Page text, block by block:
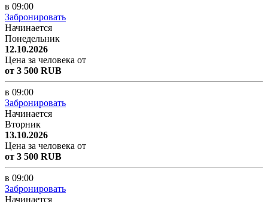
в 09:00
Забронировать
Начинается
Понедельник
12.10.2026
Цена за человека от
от 3 500 RUB
в 09:00
Забронировать
Начинается
Вторник
13.10.2026
Цена за человека от
от 3 500 RUB
в 09:00
Забронировать
Начинается